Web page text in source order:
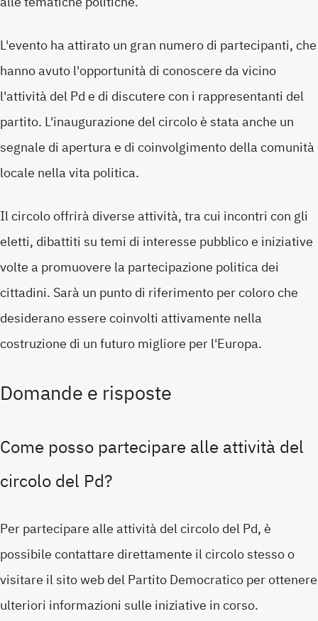
L'evento ha attirato un gran numero di partecipanti, che
hanno avuto l'opportunità di conoscere da vicino
l'attività del Pd e di discutere con i rappresentanti del
partito. L'inaugurazione del circolo è stata anche un
segnale di apertura e di coinvolgimento della comunità
locale nella vita politica.
Il circolo offrirà diverse attività, tra cui incontri con gli
eletti, dibattiti su temi di interesse pubblico e iniziative
volte a promuovere la partecipazione politica dei
cittadini. Sarà un punto di riferimento per coloro che
desiderano essere coinvolti attivamente nella
costruzione di un futuro migliore per l'Europa.
Domande e risposte
Come posso partecipare alle attività del
circolo del Pd?
Per partecipare alle attività del circolo del Pd, è
possibile contattare direttamente il circolo stesso o
visitare il sito web del Partito Democratico per ottenere
ulteriori informazioni sulle iniziative in corso.